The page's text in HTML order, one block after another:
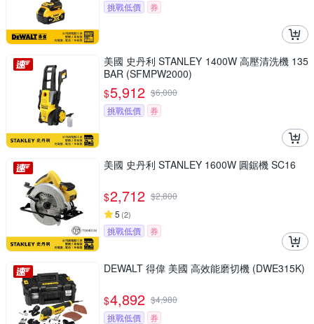
挑戰低價
券
美國 史丹利 STANLEY 1400W 高壓清洗機 135
BAR (SFMPW2000)
$5,912 $6,000
挑戰低價
券
美國 史丹利 STANLEY 1600W 圓鋸機 SC16
$2,712 $2,800
5 (2)
挑戰低價 券
DEWALT 得偉 美國 高效能磨切機 (DWE315K)
$4,892 $4,980
挑戰低價
券